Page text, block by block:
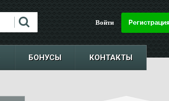
Войти
БОНУСЫ КОНТАКТЫ